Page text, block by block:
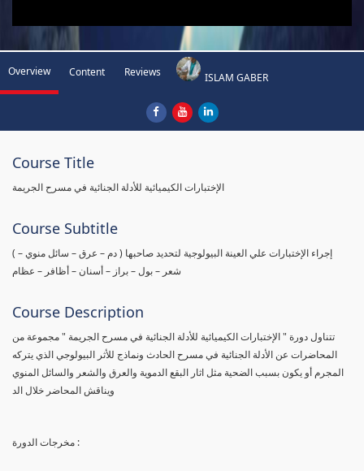
Overview Content Reviews ISLAM GABER
Course Title
الإختبارات الكيميائية للأدلة الجنائية في مسرح الجريمة
Course Subtitle
( إجراء الإختبارات علي العينة البيولوجية لتحديد صاحبها ( دم – عرق – سائل منوي –
شعر – بول – براز – أسنان – أظافر – عظام
Course Description
تتناول دورة " الإختبارات الكيميائية للأدلة الجنائية في مسرح الجريمة " مجموعة من
المحاضرات عن الأدلة الجنائية في مسرح الحادث ونماذج للأثر البيولوجي الذي يتركه
المجرم أو يكون بسبب الضحية مثل اثار البقع الدموية والعرق والشعر والسائل المنوي
ويناقش المحاضر خلال الد
مخرجات الدورة :